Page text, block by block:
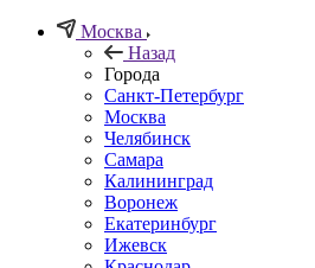
Москва
Назад
Города
Санкт-Петербург
Москва
Челябинск
Самара
Калининград
Воронеж
Екатеринбург
Ижевск